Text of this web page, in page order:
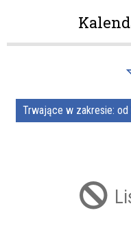
Szukana fraza
Trwające w zakresie: od